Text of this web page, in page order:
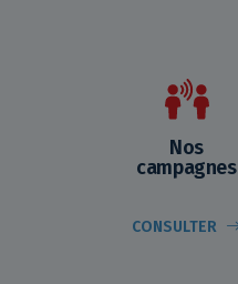
Nos
campagnes
CONSULTER